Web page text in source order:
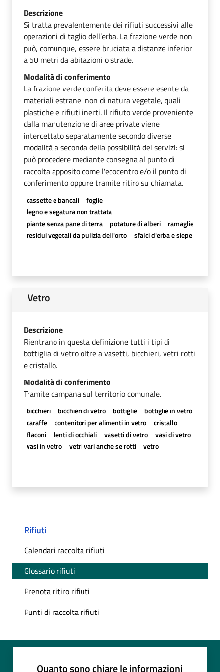
Descrizione
Si tratta prevalentemente dei rifiuti successivi alle
operazioni di taglio dell’erba. La frazione verde non
può, comunque, essere bruciata a distanze inferiori
a 50 metri da abitazioni o strade.
Modalità di conferimento
La frazione verde conferita deve essere esente da
materiali estranei non di natura vegetale, quali
plastiche e rifiuti inerti. Il rifiuto verde proveniente
dalla manutenzione di aree private viene
intercettato separatamente secondo diverse
modalità a seconda della possibilità dei servizi: si
può procedere mediante consegna al punto di
raccolta apposito come l'ecocentro e/o il punto di
conferimento oppure tramite ritiro su chiamata.
cassette e bancali
foglie
legno e segatura non trattata
piante senza pane di terra
potature di alberi
ramaglie
residui vegetali da pulizia dell'orto
sfalci d'erba e siepe
Vetro
Descrizione
Rientrano in questa definizione tutti i tipi di
bottiglia di vetro oltre a vasetti, bicchieri, vetri rotti
e cristallo.
Modalità di conferimento
Tramite campana sul territorio comunale.
bicchieri bicchieri di vetro bottiglie
bottiglie in vetro
caraffe
contenitori per alimenti in vetro
cristallo
flaconi
lenti di occhiali vasetti di vetro
vasi di vetro
vasi in vetro
vetri vari anche se rotti vetro
Rifiuti
Calendari raccolta rifiuti
Glossario rifiuti
Prenota ritiro rifiuti
Punti di raccolta rifiuti
Quanto sono chiare le informazioni